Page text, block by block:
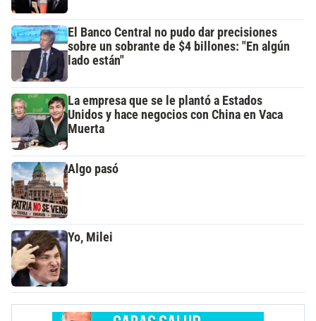
El Banco Central no pudo dar precisiones
sobre un sobrante de $4 billones: "En algún
lado están"
La empresa que se le plantó a Estados
Unidos y hace negocios con China en Vaca
Muerta
Algo pasó
Yo, Milei